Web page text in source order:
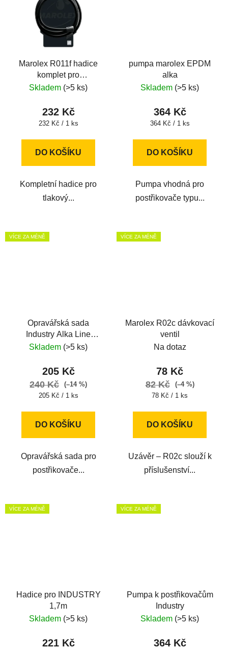
Marolex R011f hadice
komplet pro
postřikovače Profession
Skladem (>5 ks)
232 Kč
Měrná
232 Kč / 1 ks
DO KOŠÍKU
Kompletní hadice pro
tlakový...
pumpa marolex EPDM
alka
Skladem (>5 ks)
364 Kč
Měrná
364 Kč / 1 ks
DO KOŠÍKU
Pumpa vhodná pro
postřikovače typu...
VÍCE ZA MÉNĚ
Opravářská sada
Industry Alka Line
(EPDM) Z08JE
Skladem (>5 ks)
205 Kč
240 Kč
(–14 %)
Měrná
205 Kč / 1 ks
DO KOŠÍKU
Opravářská sada pro
postřikovače...
VÍCE ZA MÉNĚ
Marolex R02c dávkovací
ventil
Na dotaz
78 Kč
82 Kč
(–4 %)
Měrná
78 Kč / 1 ks
DO KOŠÍKU
Uzávěr – R02c slouží k
příslušenství...
VÍCE ZA MÉNĚ
Hadice pro INDUSTRY
1,7m
Skladem (>5 ks)
221 Kč
VÍCE ZA MÉNĚ
Pumpa k postřikovačům
Industry
Skladem (>5 ks)
364 Kč